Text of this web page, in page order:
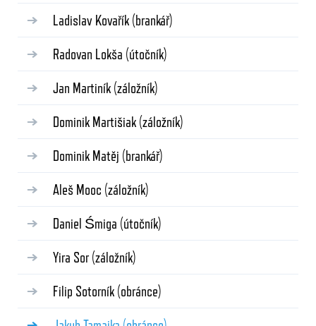
Ladislav Kovařík (brankář)
Radovan Lokša (útočník)
Jan Martiník (záložník)
Dominik Martišiak (záložník)
Dominik Matěj (brankář)
Aleš Mooc (záložník)
Daniel Śmiga (útočník)
Yira Sor (záložník)
Filip Sotorník (obránce)